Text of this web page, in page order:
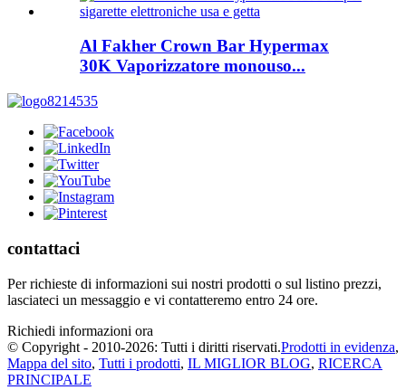
Al Fakher Crown Bar Hypermax
30K Vaporizzatore monouso...
contattaci
Per richieste di informazioni sui nostri prodotti o sul listino prezzi,
lasciateci un messaggio e vi contatteremo entro 24 ore.
Richiedi informazioni ora
© Copyright - 2010-2026: Tutti i diritti riservati.Prodotti in evidenza,
Mappa del sito, Tutti i prodotti, IL MIGLIOR BLOG, RICERCA
PRINCIPALE